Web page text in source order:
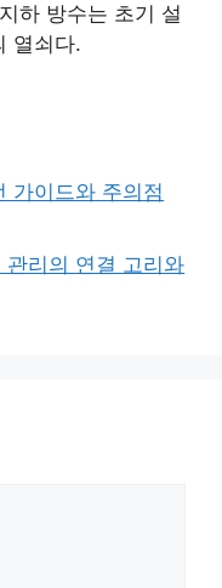
하 방수는 초기 설
열쇠다.
가이드와 주의점
리의 연결 고리와